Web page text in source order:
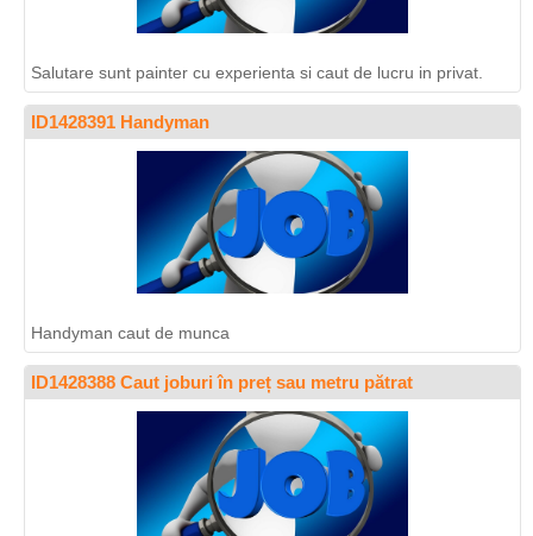
Salutare sunt painter cu experienta si caut de lucru in privat.
ID1428391 Handyman
Handyman caut de munca
ID1428388 Caut joburi în preț sau metru pătrat